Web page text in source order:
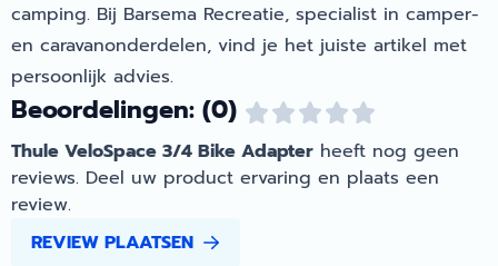
camping. Bij Barsema Recreatie, specialist in camper-
en caravanonderdelen, vind je het juiste artikel met
persoonlijk advies.
Beoordelingen: (0)
Thule VeloSpace 3/4 Bike Adapter heeft nog geen
reviews. Deel uw product ervaring en plaats een
review.
REVIEW PLAATSEN